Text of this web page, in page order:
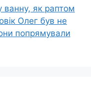
ванну, як раптом
Олег був не
попрямували